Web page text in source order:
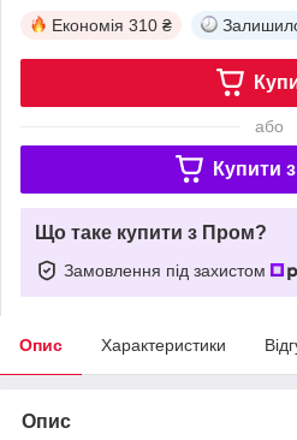
Економія 310 ₴
або
Купити з
Що таке купити з Пром?
Замовлення під захистом
Опис Характеристики
Опис